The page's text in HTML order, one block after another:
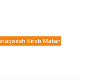
Kitab Matan